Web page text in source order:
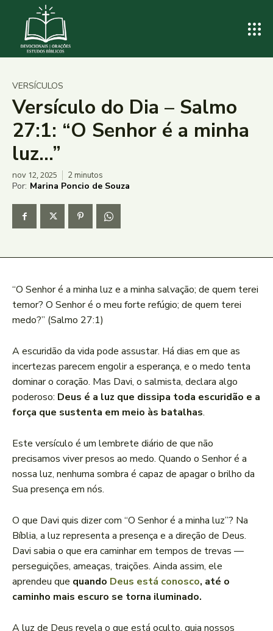
VERSÍCULOS
Versículo do Dia – Salmo
27:1: “O Senhor é a minha
luz…”
nov 12, 2025 2minutos
Por: Marina Poncio de Souza
“O Senhor é a minha luz e a minha salvação; de quem terei
temor? O Senhor é o meu forte refúgio; de quem terei
medo?” (Salmo 27:1)
A escuridão da vida pode assustar. Há dias em que as
incertezas parecem engolir a esperança, e o medo tenta
dominar o coração. Mas Davi, o salmista, declara algo
poderoso: Deus é a luz que dissipa toda escuridão e a
força que sustenta em meio às batalhas.
Este versículo é um lembrete diário de que não
precisamos viver presos ao medo. Quando o Senhor é a
nossa luz, nenhuma sombra é capaz de apagar o brilho da
Sua presença em nós.
O que Davi quis dizer com “O Senhor é a minha luz”? Na
Bíblia, a luz representa a presença e a direção de Deus.
Davi sabia o que era caminhar em tempos de trevas —
perseguições, ameaças, traições. Ainda assim, ele
aprendeu que quando Deus está conosco, até o
caminho mais escuro se torna iluminado.
A luz de Deus revela o que está oculto, guia nossos